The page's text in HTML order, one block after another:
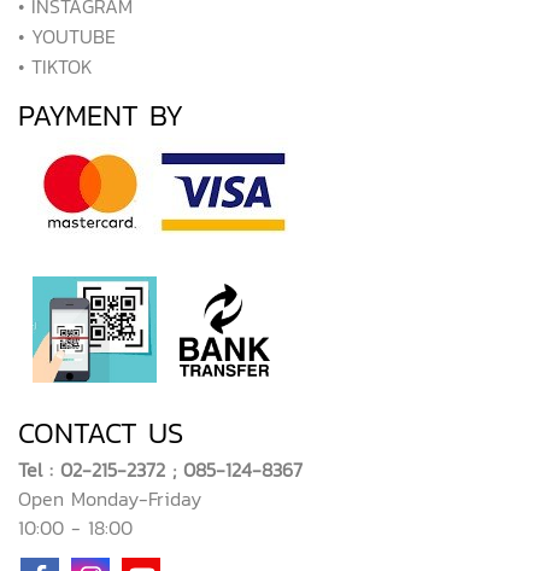
• INSTAGRAM
• YOUTUBE
• TIKTOK
PAYMENT BY
CONTACT US
Tel : 02-215-2372 ; 085-124-8367
Open Monday-Friday
10:00 - 18:00